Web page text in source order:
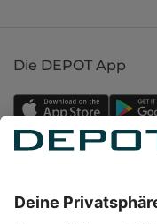
Die DEPOT App